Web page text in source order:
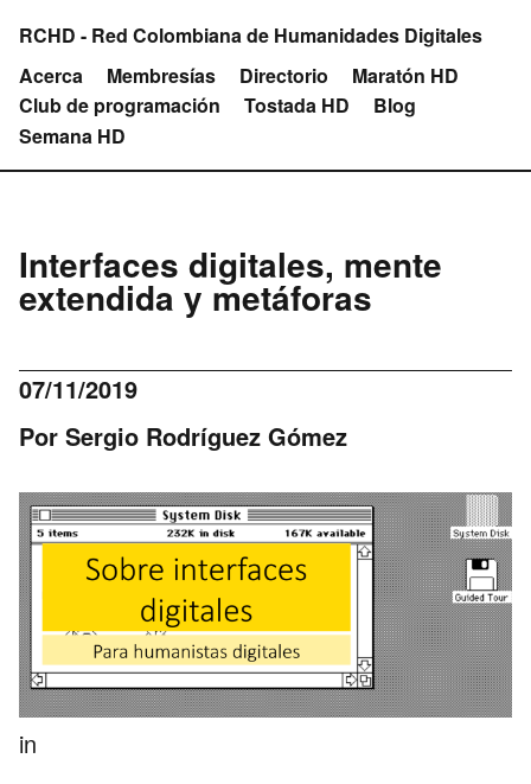
RCHD - Red Colombiana de Humanidades Digitales
Acerca
Membresías Directorio
Maratón HD
Club de programación
Tostada HD
Blog
Semana HD
Interfaces digitales, mente
extendida y metáforas
07/11/2019
Por Sergio Rodríguez Gómez
in